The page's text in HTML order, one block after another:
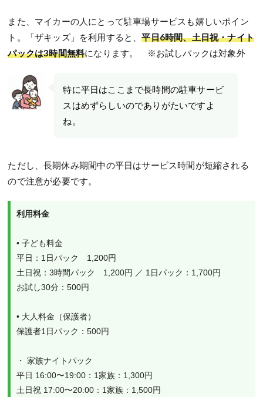
また、マイカーの人にとって駐車場サービスも嬉しいポイン
ト。「ザキッズ」を利用すると、平日6時間、土日祝・ナイト
パックは3時間無料になります。 ※お試しパックは対象外
特に平日はここまで長時間の駐車サービ
スはめずらしいのでありがたいですよ
ね。
ただし、長期休み期間中の平日はサービス時間が短縮される
ので注意が必要です。
利用料金
• 子ども料金
平日：1日パック　1,200円
土日祝：3時間パック　1,200円 ／ 1日パック：1,700円
お試し30分：500円
• 大人料金（保護者）
保護者1日パック：500円
・ 家族ナイトパック
平日 16:00〜19:00：1家族：1,300円
土日祝 17:00〜20:00：1家族：1,500円